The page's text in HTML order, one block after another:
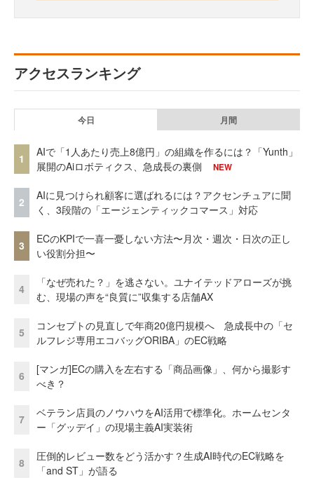
アクセスランキング
今日 月間
1
AIで「1人あたり売上8億円」の組織を作るには？「Yunth」
展開のAiロボティクス、急成長の裏側
NEW
2
AIに見つけられ顧客に選ばれるには？アクセンチュアに聞
く、3段階の「エージェンティックコマース」対応
3
ECのKPIで一喜一憂しない方法〜月次・週次・日次の正し
い役割分担〜
4
「なぜ売れた？」を逃さない。ユナイテッドアローズが挑
む、現場の声を“良質に”収集する店舗AX
5
コンセプトの見直しで年商20億円規模へ 急成長中の「セ
ルフレジ専用エコバッグORIBA」のEC戦略
6
[マンガ]ECの購入を左右する「商品画像」、何から撮影す
べき？
7
ベテラン店員のノウハウをAI活用で標準化。ホームセンタ
ー「グッデイ」の現場主義AI実装術
8
圧倒的レビュー数をどう活かす？生成AI時代のEC戦略を
「and ST」が語る